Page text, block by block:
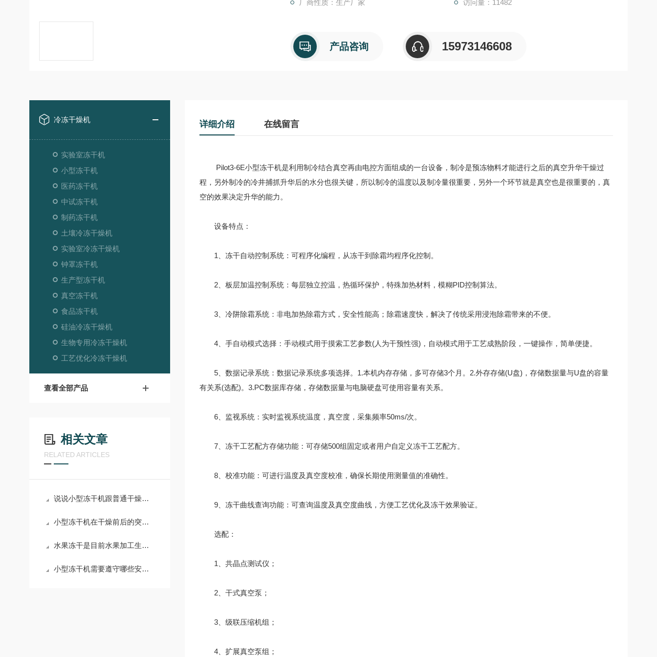
厂商性质：生产厂家 访问量：11482
产品咨询 15973146608
冷冻干燥机
实验室冻干机
小型冻干机
医药冻干机
中试冻干机
制药冻干机
土壤冷冻干燥机
实验室冷冻干燥机
钟罩冻干机
生产型冻干机
真空冻干机
食品冻干机
硅油冷冻干燥机
生物专用冷冻干燥机
工艺优化冷冻干燥机
查看全部产品
相关文章
RELATED ARTICLES
说说小型冻干机跟普通干燥的不同如何体现
小型冻干机在干燥前后的突发问题有哪些解决方法
水果冻干是目前水果加工生产投资的新机遇
小型冻干机需要遵守哪些安全使用细则
详细介绍 在线留言
Pilot3-6E小型冻干机是利用制冷结合真空再由电控方面组成的一台设备，制冷是预冻物料才能进行之后的真空升华干燥过
程，另外制冷的冷井捕抓升华后的水分也很关键，所以制冷的温度以及制冷量很重要，另外一个环节就是真空也是很重要的，真
空的效果决定升华的能力。
设备特点：
1、冻干自动控制系统：可程序化编程，从冻干到除霜均程序化控制。
2、板层加温控制系统：每层独立控温，热循环保护，特殊加热材料，模糊PID控制算法。
3、冷阱除霜系统：非电加热除霜方式，安全性能高；除霜速度快，解决了传统采用浸泡除霜带来的不便。
4、手自动模式选择：手动模式用于摸索工艺参数(人为干预性强)，自动模式用于工艺成熟阶段，一键操作，简单便捷。
5、数据记录系统：数据记录系统多项选择。1.本机内存存储，多可存储3个月。2.外存存储(U盘)，存储数据量与U盘的容量
有关系(选配)。3.PC数据库存储，存储数据量与电脑硬盘可使用容量有关系。
6、监视系统：实时监视系统温度，真空度，采集频率50ms/次。
7、冻干工艺配方存储功能：可存储500组固定或者用户自定义冻干工艺配方。
8、校准功能：可进行温度及真空度校准，确保长期使用测量值的准确性。
9、冻干曲线查询功能：可查询温度及真空度曲线，方便工艺优化及冻干效果验证。
选配：
1、共晶点测试仪；
2、干式真空泵；
3、级联压缩机组；
4、扩展真空泵组；